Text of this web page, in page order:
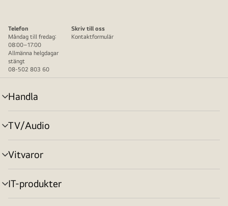
Telefon
Måndag till fredag:
08:00–17:00
Allmänna helgdagar
stängt
08-502 803 60
Skriv till oss
Kontaktformulär
Handla
menyväxling
TV/Audio
menyväxling
Vitvaror
menyväxling
IT-produkter
menyväxling